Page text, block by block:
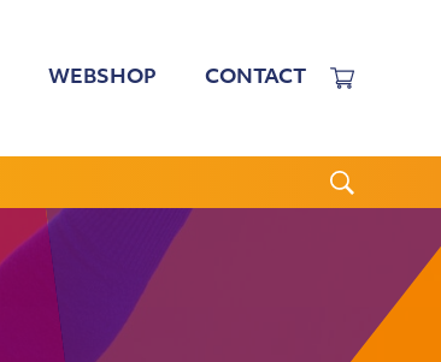
WEBSHOP CONTACT